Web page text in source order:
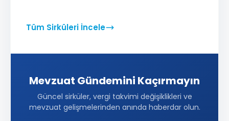
Tüm Sirküleri İncele
Mevzuat Gündemini Kaçırmayın
Güncel sirküler, vergi takvimi değişiklikleri ve
mevzuat gelişmelerinden anında haberdar olun.